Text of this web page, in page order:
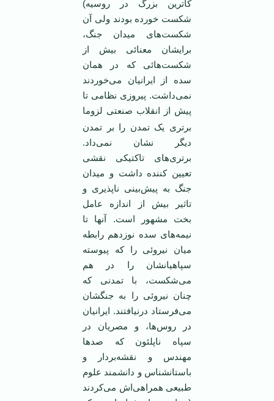
کاترين بزرگ در روسيه)
شکست خورده بودند ولی آن
شکست‌های ميدان جنگ،
برايشان معنائی بيش از
شکست‌هائی که در همان
سده از ايرانيان می‌خوردند
نمی‌داشت. پيروزی نظامی تا
پيش از انقلاب صنعتی لزوما
برتری يک تمدن را بر تمدن
ديگر نشان نمی‌داد.
برتری‌های تاکتيکی نقشی
تعيين کننده داشت و ميدان
جنگ به پيش‌بينی ناپذيری و
تاثير بيش از اندازه عامل
بخت مشهور است. آنها تا
نيمه‌های سده نوزدهم رابطه
ميان نيروئی را که پيوسته
سپاهيانشان را در هم
می‌شکست، با تمدنی که
چنان نيروئی را به جنگشان
می‌فرستاد درنيافتند. ايرانيان
در روس‌ها، و مصريان در
سپاه ناپلئون که صدها
مهندس و نقشه‌بردار و
باستانشناس و دانشمند علوم
طبيعی همراهی‌اش می‌کردند